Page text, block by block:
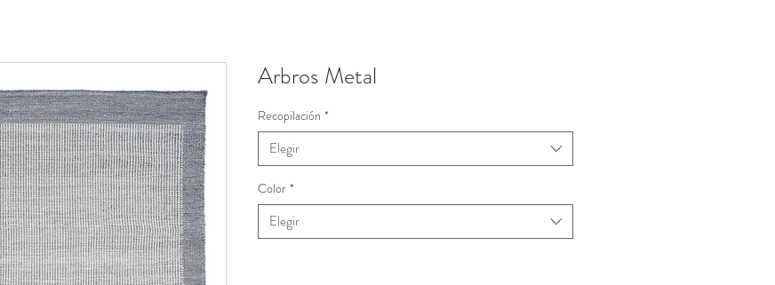
Arbros Metal
Recopilación *
Elegir
Color *
Elegir